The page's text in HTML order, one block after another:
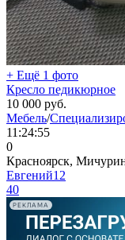
+ Ещё 1 фото
Кресло педикюрное
10 000 руб.
Мебель/
11:24:55
0
Красноярск,
Евгений12
40
РЕКЛАМА